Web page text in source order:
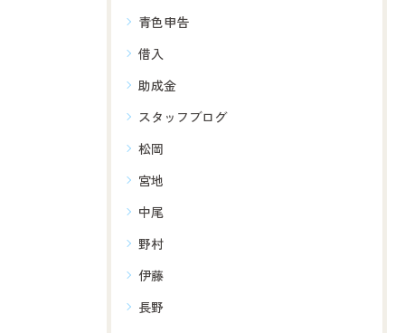
青色申告
借入
助成金
スタッフブログ
松岡
宮地
中尾
野村
伊藤
長野